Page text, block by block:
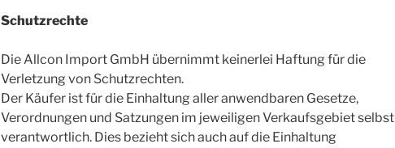
Schutzrechte
Die Allcon Import GmbH übernimmt keinerlei Haftung für die
Verletzung von Schutzrechten.
Der Käufer ist für die Einhaltung aller anwendbaren Gesetze,
Verordnungen und Satzungen im jeweiligen Verkaufsgebiet selbst
verantwortlich. Dies bezieht sich auch auf die Einhaltung